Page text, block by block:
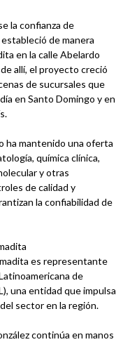
la confianza de
de manera
en la calle Abelardo
allí, el proyecto creció
de sucursales que
en Santo Domingo y en
ha mantenido una oferta
química clínica,
y otras
de calidad y
la confiabilidad de
es representante
de
una entidad que impulsa
sector en la región.
continúa en manos